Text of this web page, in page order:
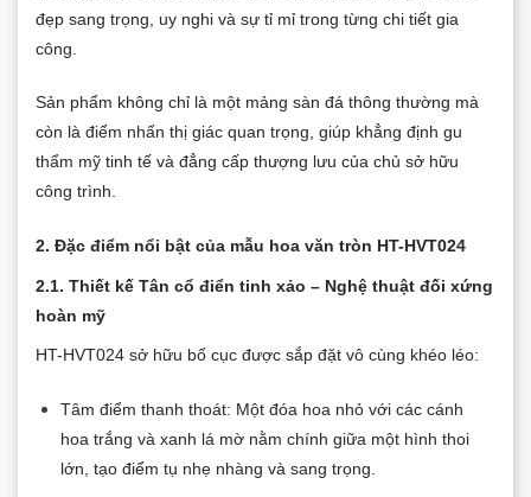
đẹp sang trọng, uy nghi và sự tỉ mỉ trong từng chi tiết gia
công.
Sản phẩm không chỉ là một mảng sàn đá thông thường mà
còn là điểm nhấn thị giác quan trọng, giúp khẳng định gu
thẩm mỹ tinh tế và đẳng cấp thượng lưu của chủ sở hữu
công trình.
2. Đặc điểm nổi bật của mẫu hoa văn tròn HT-HVT024
2.1. Thiết kế Tân cổ điển tinh xảo – Nghệ thuật đối xứng
hoàn mỹ
HT-HVT024 sở hữu bố cục được sắp đặt vô cùng khéo léo:
Tâm điểm thanh thoát: Một đóa hoa nhỏ với các cánh
hoa trắng và xanh lá mờ nằm chính giữa một hình thoi
lớn, tạo điểm tụ nhẹ nhàng và sang trọng.